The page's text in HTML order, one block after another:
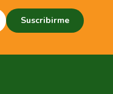
Suscribirme